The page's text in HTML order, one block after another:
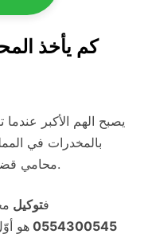
كم يأخذ
يصبح الهم الأكبر
بالمخدرات في
محامي قضايا مخدرات مختص بتكاليف مقبولة.
فتوكيل
0554300545 هو